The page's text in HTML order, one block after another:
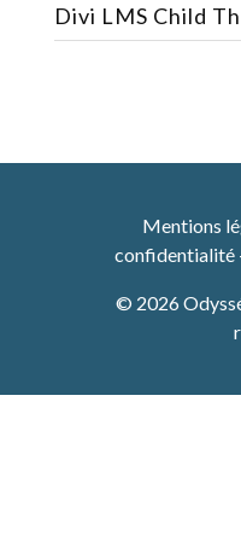
Divi LMS Child
Mentions
confidentialité
© 2026